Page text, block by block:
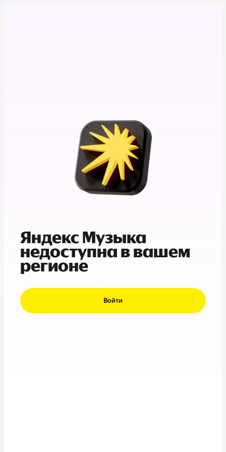
Яндекс Музыка
недоступна в вашем
регионе
Войти